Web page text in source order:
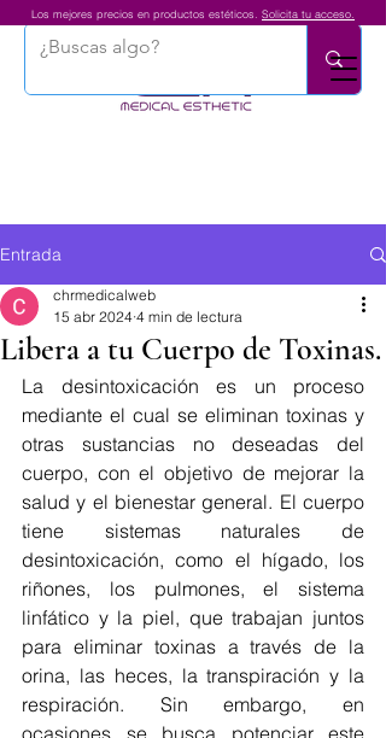
Los mejores precios en productos estéticos. Solicita tu acceso.
Entrada
Libera a tu Cuerpo de Toxinas.
chrmedicalweb
15 abr 2024 4 min de lectura
La desintoxicación es un proceso
mediante el cual se eliminan toxinas y
otras sustancias no deseadas del
cuerpo, con el objetivo de mejorar la
salud y el bienestar general. El cuerpo
tiene sistemas naturales de
desintoxicación, como el hígado, los
riñones, los pulmones, el sistema
linfático y la piel, que trabajan juntos
para eliminar toxinas a través de la
orina, las heces, la transpiración y la
respiración. Sin embargo, en
ocasiones se busca potenciar este